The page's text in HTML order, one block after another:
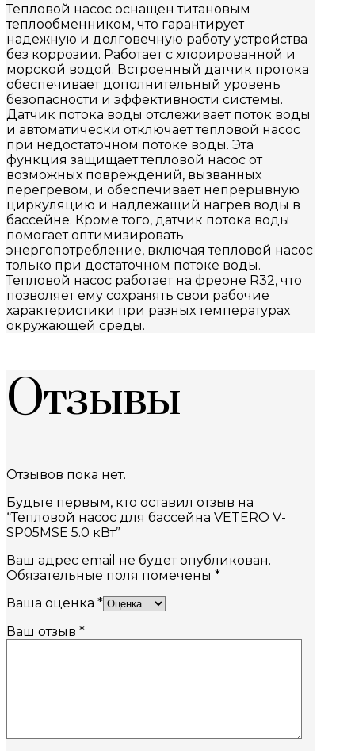
Тепловой насос оснащен титановым
теплообменником, что гарантирует
надежную и долговечную работу устройства
без коррозии. Работает с хлорированной и
морской водой. Встроенный датчик протока
обеспечивает дополнительный уровень
безопасности и эффективности системы.
Датчик потока воды отслеживает поток воды
и автоматически отключает тепловой насос
при недостаточном потоке воды. Эта
функция защищает тепловой насос от
возможных повреждений, вызванных
перегревом, и обеспечивает непрерывную
циркуляцию и надлежащий нагрев воды в
бассейне. Кроме того, датчик потока воды
помогает оптимизировать
энергопотребление, включая тепловой насос
только при достаточном потоке воды.
Тепловой насос работает на фреоне R32, что
позволяет ему сохранять свои рабочие
характеристики при разных температурах
окружающей среды.
Отзывы
Отзывов пока нет.
Будьте первым, кто оставил отзыв на
“Тепловой насос для бассейна VETERO V-
SP05MSE 5.0 кВт”
Ваш адрес email не будет опубликован.
Обязательные поля помечены *
Ваша оценка *
Ваш отзыв *